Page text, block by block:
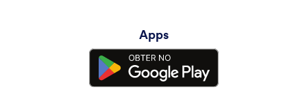
Apps